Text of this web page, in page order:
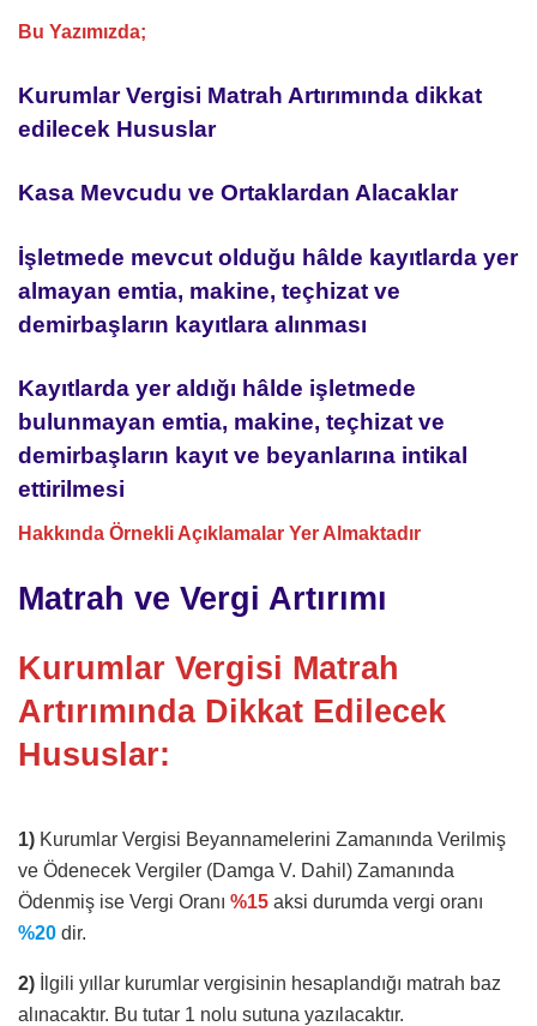
Bu Yazımızda;
Kurumlar Vergisi Matrah Artırımında dikkat
edilecek Hususlar
Kasa Mevcudu ve Ortaklardan Alacaklar
İşletmede mevcut olduğu hâlde kayıtlarda yer
almayan emtia, makine, teçhizat ve
demirbaşların kayıtlara alınması
Kayıtlarda yer aldığı hâlde işletmede
bulunmayan emtia, makine, teçhizat ve
demirbaşların kayıt ve beyanlarına intikal
ettirilmesi
Hakkında Örnekli Açıklamalar Yer Almaktadır
Matrah ve Vergi Artırımı
Kurumlar Vergisi Matrah
Artırımında Dikkat Edilecek
Hususlar:
1) Kurumlar Vergisi Beyannamelerini Zamanında Verilmiş
ve Ödenecek Vergiler (Damga V. Dahil) Zamanında
Ödenmiş ise Vergi Oranı %15 aksi durumda vergi oranı
%20 dir.
2) İlgili yıllar kurumlar vergisinin hesaplandığı matrah baz
alınacaktır. Bu tutar 1 nolu sutuna yazılacaktır.